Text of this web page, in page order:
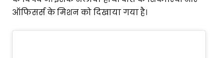
ऑफिसर्स के मिशन को दिखाया गया है।